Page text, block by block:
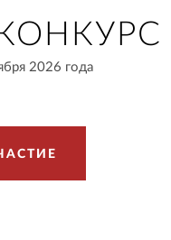
2026 года
АСТ И Е